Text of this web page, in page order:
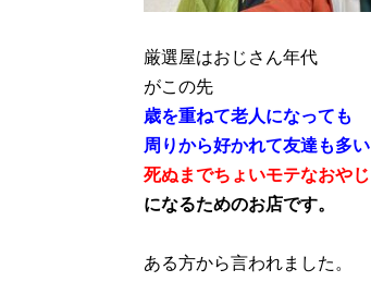
厳選屋はおじさん年代
がこの先
歳を重ねて老人になっても
周りから好かれて友達も多い
死ぬまでちょいモテなおやじ
になるためのお店です。
ある方から言われました。